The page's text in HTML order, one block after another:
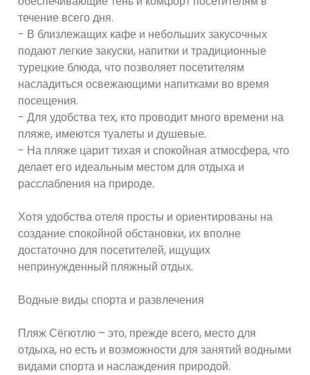
течение всего дня.
- В близлежащих кафе и небольших закусочных
подают легкие закуски, напитки и традиционные
турецкие блюда, что позволяет посетителям
насладиться освежающими напитками во время
посещения.
- Для удобства тех, кто проводит много времени на
пляже, имеются туалеты и душевые.
- На пляже царит тихая и спокойная атмосфера, что
делает его идеальным местом для отдыха и
расслабления на природе.
Хотя удобства отеля просты и ориентированы на
создание спокойной обстановки, их вполне
достаточно для посетителей, ищущих
непринужденный пляжный отдых.
Водные виды спорта и развлечения
Пляж Сёгютлю – это, прежде всего, место для
отдыха, но есть и возможности для занятий водными
видами спорта и наслаждения природой.